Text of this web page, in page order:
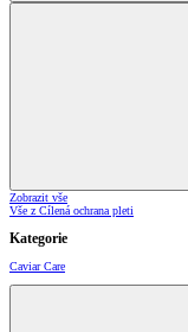
Zobrazit vše
Vše z Cílená ochrana pleti
Kategorie
Caviar Care